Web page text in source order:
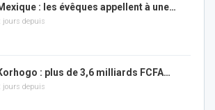
: les évêques appellent à une…
jours depuis
: plus de 3,6 milliards FCFA…
jours depuis